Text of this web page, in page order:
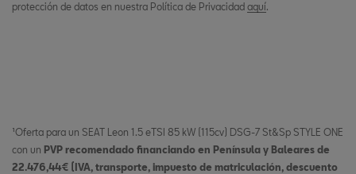
protección de datos en nuestra Política de Privacidad aquí.
¹Oferta para un SEAT Leon 1.5 eTSI 85 kW (115cv) DSG-7 St&Sp STYLE ONE
con un PVP recomendado financiando en Península y Baleares de
22.476,44€ (IVA, transporte, impuesto de matriculación, descuento